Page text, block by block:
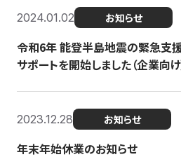
2024.01.02 お知らせ
令和6年 能登半島地震の緊急支
サポートを開始しました（企業向け
2023.12.28 お知らせ
年末年始休業のお知らせ